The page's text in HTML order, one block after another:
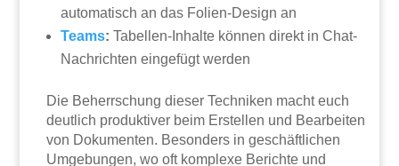
automatisch an das Folien-Design an
Teams: Tabellen-Inhalte können direkt in Chat-
Nachrichten eingefügt werden
Die Beherrschung dieser Techniken macht euch
deutlich produktiver beim Erstellen und Bearbeiten
von Dokumenten. Besonders in geschäftlichen
Umgebungen, wo oft komplexe Berichte und